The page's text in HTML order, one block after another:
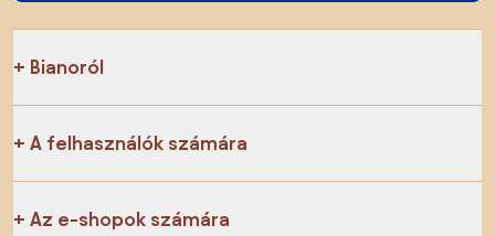
Bianoról
A felhasználók számára
Az e-shopok számára